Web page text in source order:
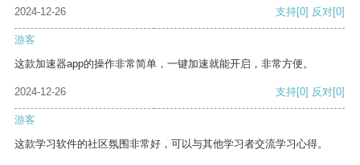
2024-12-26
支持[0] 反对[0]
游客
这款加速器app的操作非常简单，一键加速就能开启，非常方便。
2024-12-26 支持[0] 反对[0]
游客
这款学习软件的社区氛围非常好，可以与其他学习者交流学习心得。